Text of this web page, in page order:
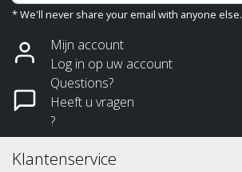
* We'll never share your email with anyone else.
Mijn account
Log in op uw account
Questions?
Heeft u vragen
?
Klantenservice